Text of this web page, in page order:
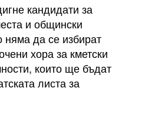
кандидати за
и общински
няма да се избират
хора за кметски
които ще бъдат
листа за